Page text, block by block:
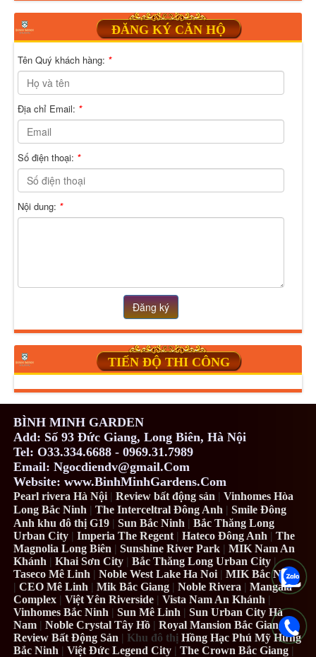
ĐĂNG KÝ CĂN HỘ
Tên Quý khách hàng: *
Địa chỉ Email: *
Số điện thoại: *
Nội dung: *
Đăng ký
TIẾN ĐỘ THI CÔNG
BÌNH MINH GARDEN
Add: Số 93 Đức Giang, Long Biên, Hà Nội
Tel: O33.334.6688 - 0969.31.7989
Email: Ngocdiendv@gmail.Com
Website: www.BinhMinhGardens.Com
Pearl rivera Hà Nội |Review bất động sản |Vinhomes Hòa
Long Bắc Ninh |The Interceltral Đông Anh |Smile Đông
Anh khu đô thị G19 |Sun Bắc Ninh |Bắc Thăng Long
Urban City |Imperia The Regent |Hateco Đông Anh |The
Magnolia Long Biên |Sunshine River Park |MIK Nam An
Khánh |Khai Sơn City |Bắc Thăng Long Urban City |
Taseco Mê Linh |Noble West Lake Ha Noi | MIK Bắc Ninh
|CEO Mê Linh |Mik Bắc Giang |Noble Rivera |Mangala
Complex |Việt Yên Riverside |Vista Nam An Khánh |
Vinhomes Bắc Ninh |Sun Mê Linh |Sun Urban City Hà
Nam | Noble Crystal Tây Hồ |Royal Mansion Bắc Giang|
Review Bất Động Sản | Khu đô thịHồng Hạc Phú Mỹ Hưng
Bắc Ninh |Việt Đức Legend City |The Crown Bắc Giang |